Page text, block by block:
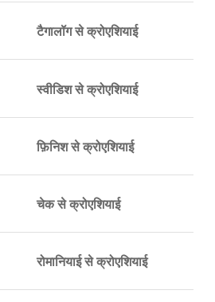
टैगालॉग से क्रोएशियाई
स्वीडिश से क्रोएशियाई
फ़िनिश से क्रोएशियाई
चेक से क्रोएशियाई
रोमानियाई से क्रोएशियाई